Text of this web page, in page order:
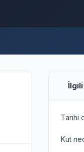
İlgili
Tarihi
Kut